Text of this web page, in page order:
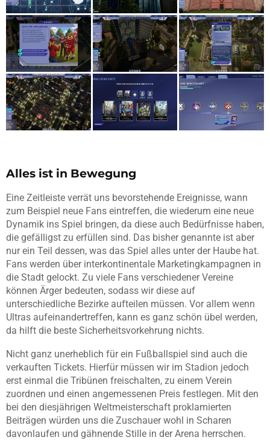
Alles ist in Bewegung
Eine Zeitleiste verrät uns bevorstehende Ereignisse, wann
zum Beispiel neue Fans eintreffen, die wiederum eine neue
Dynamik ins Spiel bringen, da diese auch Bedürfnisse haben,
die gefälligst zu erfüllen sind. Das bisher genannte ist aber
nur ein Teil dessen, was das Spiel alles unter der Haube hat.
Fans werden über interkontinentale Marketingkampagnen in
die Stadt gelockt. Zu viele Fans verschiedener Vereine
können Ärger bedeuten, sodass wir diese auf
unterschiedliche Bezirke aufteilen müssen. Vor allem wenn
Ultras aufeinandertreffen, kann es ganz schön übel werden,
da hilft die beste Sicherheitsvorkehrung nichts.
Nicht ganz unerheblich für ein Fußballspiel sind auch die
verkauften Tickets. Hierfür müssen wir im Stadion jedoch
erst einmal die Tribünen freischalten, zu einem Verein
zuordnen und einen angemessenen Preis festlegen. Mit den
bei den diesjährigen Weltmeisterschaft proklamierten
Beiträgen würden uns die Zuschauer wohl in Scharen
davonlaufen und gähnende Stille in der Arena herrschen.